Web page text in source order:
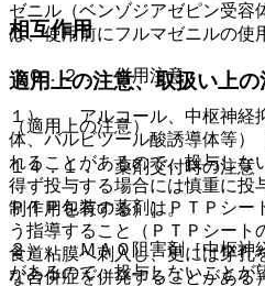
ゼニル（ベンゾジアゼピン受容
は、使用前にフルマゼニルの使
適用上の注意、取扱い上の
（適用上の注意）
１４．１． 薬剤交付時の注意
ＰＴＰ包装の薬剤はＰＴＰシー
う指導すること（ＰＴＰシー
食道粘膜へ刺入し、更には穿孔
な合併症を併発することがある
相互作用
１０．２． 併用注意：
１）． アルコール、中枢神経
体、バルビツール酸誘導体等）
れることがあるので、投与しな
得ず投与する場合には慎重に投
制作用を有する）］。
２）． ＭＡＯ阻害剤［中枢神
があるので、投与しないことが